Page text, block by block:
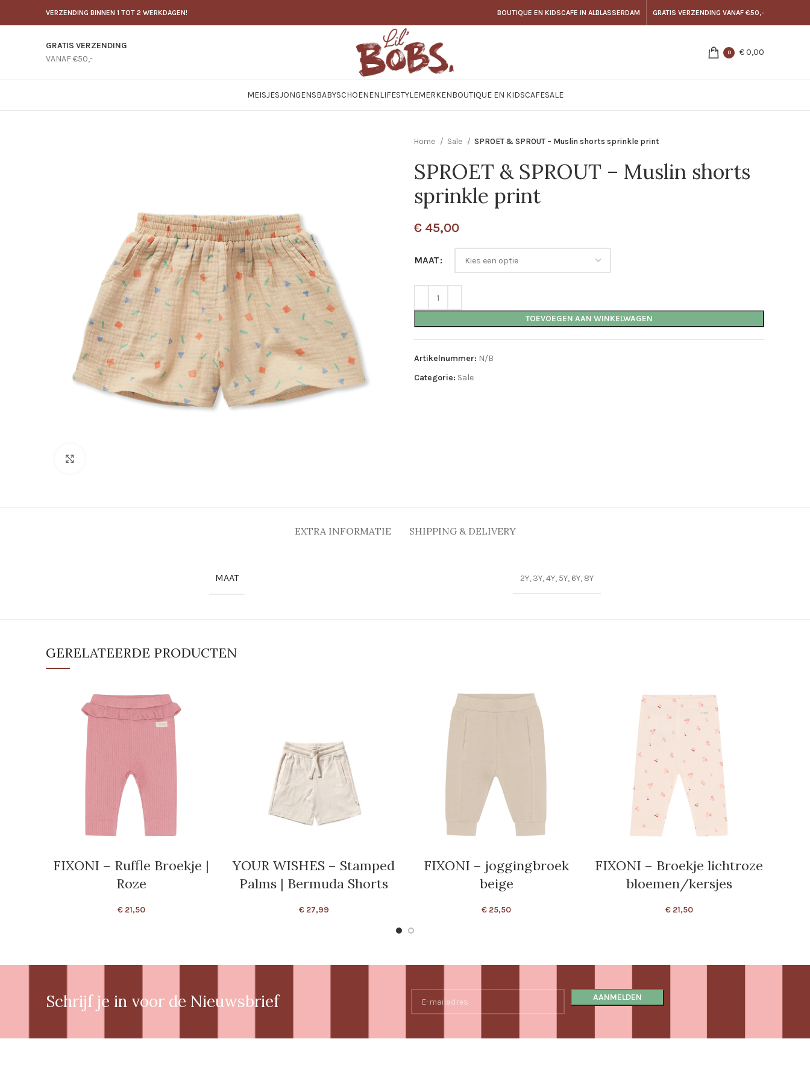
VERZENDING BINNEN 1 TOT 2 WERKDAGEN! BOUTIQUE EN KIDSCAFE IN ALBLASSERDAM GRATIS VERZENDING VANAF €50,-
GRATIS VERZENDING
VANAF €50,-
0 €0,00
MEISJESJONGENSBABYSCHOENENLIFESTYLEMERKENBOUTIQUE EN KIDSCAFESALE
Home Sale SPROET & SPROUT – Muslin shorts sprinkle print
SPROET & SPROUT – Muslin shorts
sprinkle print
€ 45,00
MAAT
TOEVOEGEN AAN WINKELWAGEN
Artikelnummer: N/B
Categorie: Sale
EXTRA INFORMATIE SHIPPING & DELIVERY
MAAT 2Y, 3Y, 4Y, 5Y, 6Y, 8Y
GERELATEERDE PRODUCTEN
FIXONI – Ruffle Broekje |
Roze
€21,50
YOUR WISHES – Stamped
Palms | Bermuda Shorts
€27,99
FIXONI – joggingbroek
beige
€ 25,50
FIXONI – Broekje lichtroze
bloemen/kersjes
€21,50
Schrijf je in voor de Nieuwsbrief